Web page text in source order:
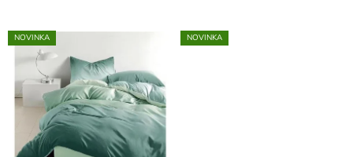
NOVINKA NOVINKA